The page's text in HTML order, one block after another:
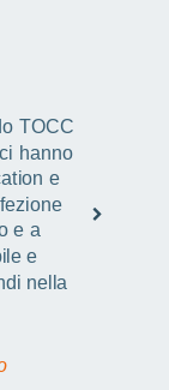
TOCC
hanno
e
e a
e
nella